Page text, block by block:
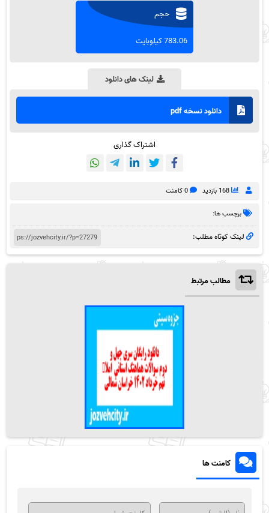
حجم
783.06 کیلوبایت
لینک های دانلود
دانلود نسخه pdf
اشتراک گذاری
168 بازدید 0 کامنت
برچسب ها:
لینک کوتاه مطلب:
مطالب مرتبط
کامنت ها